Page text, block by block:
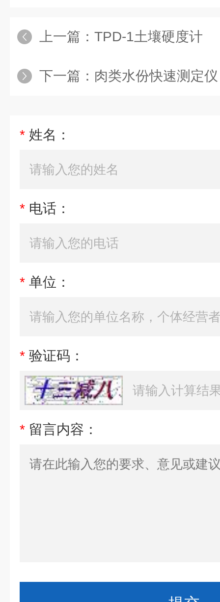
上一篇： TPD-1土壤硬度计
下一篇： 肉类水份快速测定仪
* 姓名：
* 电话：
* 单位：
* 验证码：
* 留言内容：